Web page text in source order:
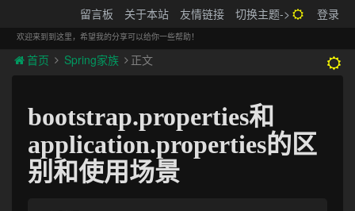
留言板 关于本站 友情链接 切换主题-> 登录
欢迎来到到这里，希望我的分享可以给你一些帮助！
首页 Spring家族 正文
bootstrap.properties和
application.properties的区
别和使用场景